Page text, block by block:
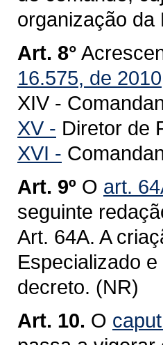
organização da
Art. 8°
16.575, de 2010
XIV -
XV - Diretor de
XVI -
Art. 9º O art.
seguinte
Art. 64A. A
Especializado
decreto. (NR)
Art. 10. O